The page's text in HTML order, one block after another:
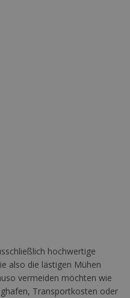
hochwertige
also die lästigen Mühen
vermeiden möchten wie
Transportkosten oder